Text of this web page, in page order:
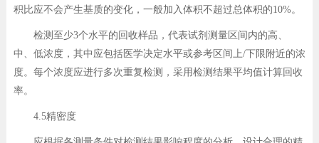
积比应不会产生基质的变化，一般加入体积不超过总体积的10%。
检测至少3个水平的回收样品，代表试剂测量区间内的高、
中、低浓度，其中应包括医学决定水平或参考区间上/下限附近的浓
度。每个浓度应进行多次重复检测，采用检测结果平均值计算回收
率。
4.5精密度